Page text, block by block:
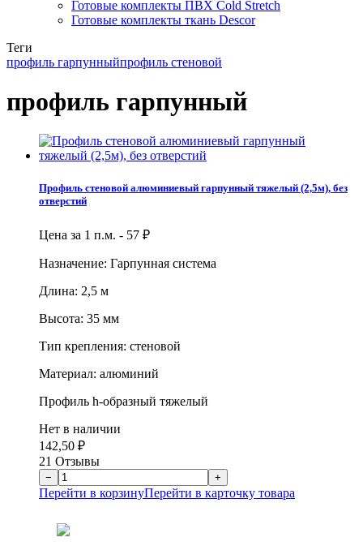
Готовые комплекты ПВХ Cold Stretch
Готовые комплекты ткань Descor
Теги
профиль гарпунныйпрофиль стеновой
профиль гарпунный
Профиль стеновой алюминиевый гарпунный тяжелый (2,5м), без
отверстий
Цена за 1 п.м. - 57 ₽
Назначение: Гарпунная система
Длина: 2,5 м
Высота: 35 мм
Тип крепления: стеновой
Материал: алюминий
Профиль h-образный тяжелый
Нет в наличии
142,50 ₽
21 Отзывы
Перейти в корзинуПерейти в карточку товара